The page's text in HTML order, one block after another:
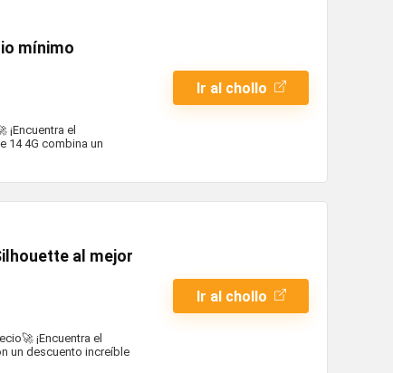
mínimo
¡Encuentra el
14 4G combina un
Ir al chollo
al mejor
¡Encuentra el
un descuento increíble
Ir al chollo